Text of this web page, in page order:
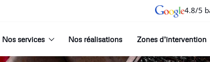
4.8/5
Nos services Nos réalisations Zones d’intervention